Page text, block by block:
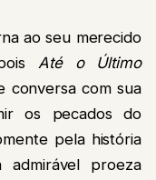
ao seu merecido
Até o Último
conversa com sua
os pecados do
pela história
proeza